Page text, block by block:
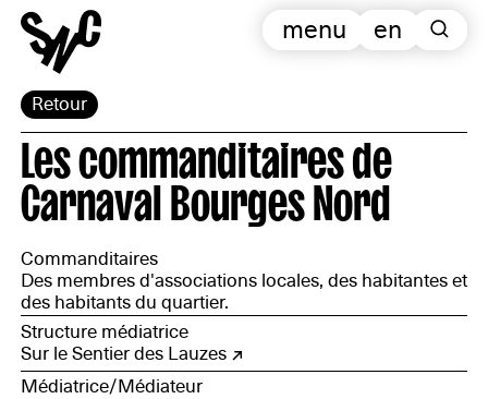
Retour
en
menu
Les commanditaires de
Carnaval Bourges Nord
Commanditaires
Des membres d'associations locales, des habitantes et
des habitants du quartier.
Structure médiatrice
Sur le Sentier des Lauzes
Médiatrice/Médiateur